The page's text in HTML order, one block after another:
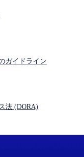
はこちら
ガイドライン
法 (DORA)